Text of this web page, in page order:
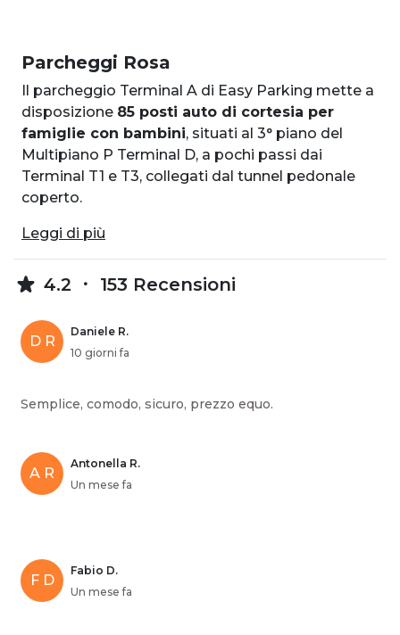
Parcheggi Rosa
Il parcheggio Terminal A di Easy Parking mette a
disposizione 85 posti auto di cortesia per
famiglie con bambini, situati al 3° piano del
Multipiano P Terminal D, a pochi passi dai
Terminal T1 e T3, collegati dal tunnel pedonale
coperto.
Leggi di più
4.2 153 Recensioni
D R
Daniele R.
10 giorni fa
Semplice, comodo, sicuro, prezzo equo.
A R
Antonella R.
Un mese fa
F D
Fabio D.
Un mese fa